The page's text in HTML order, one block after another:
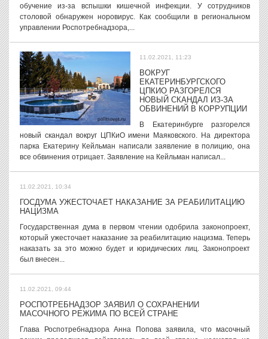
обучение из-за вспышки кишечной инфекции. У сотрудников
столовой обнаружен норовирус. Как сообщили в региональном
управлении Роспотребнадзора,...
11.02.2021, 11:23
ВОКРУГ
ЕКАТЕРИНБУРГСКОГО
ЦПКИО РАЗГОРЕЛСЯ
НОВЫЙ СКАНДАЛ ИЗ-ЗА
ОБВИНЕНИЙ В КОРРУПЦИИ
В Екатеринбурге разгорелся
новый скандал вокруг ЦПКиО имени Маяковского. На директора
парка Екатерину Кейльман написали заявление в полицию, она
все обвинения отрицает. Заявление на Кейльман написал...
11.02.2021, 10:34
ГОСДУМА УЖЕСТОЧАЕТ НАКАЗАНИЕ ЗА РЕАБИЛИТАЦИЮ
НАЦИЗМА
Государственная дума в первом чтении одобрила законопроект,
который ужесточает наказание за реабилитацию нацизма. Теперь
наказать за это можно будет и юридических лиц. Законопроект
был внесен...
11.02.2021, 09:44
РОСПОТРЕБНАДЗОР ЗАЯВИЛ О СОХРАНЕНИИ
МАСОЧНОГО РЕЖИМА ПО ВСЕЙ СТРАНЕ
Глава Роспотребнадзора Анна Попова заявила, что масочный